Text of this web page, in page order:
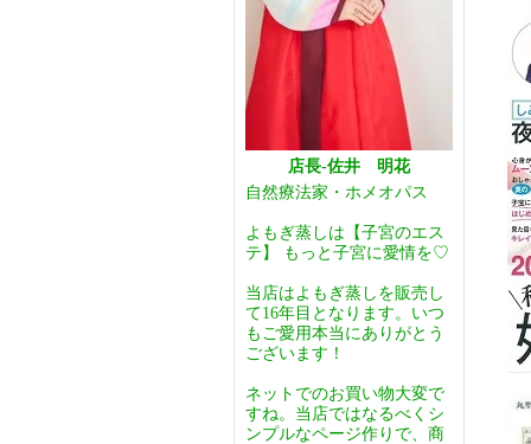
店長-佐井 明花
自然療法家・ホメオパス
よもぎ蒸しは【子宮のエス
テ】 もっと子宮に愛情を♡
当店はよもぎ蒸しを販売し
て16年目となります。いつ
もご愛用本当にありがとう
ございます！
ネットでのお買い物大変で
すね。当店ではなるべくシ
ンプルなページ作りで、商